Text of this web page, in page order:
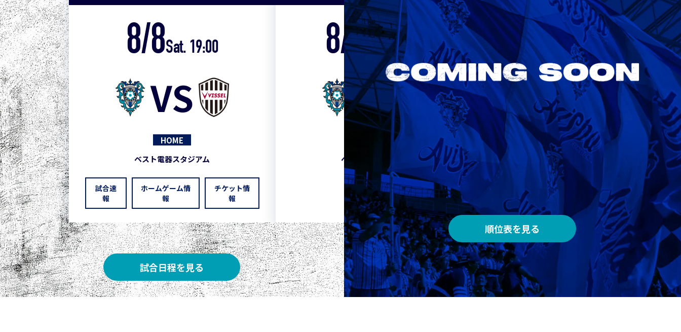
8/8Sat. 19:00
VS
HOME
ベスト電器スタジアム
試合速
報
ホームゲーム情
報
チケット情
報
8/15Sat. 19:00
VS
ベスト電器スタジアム
チケット情報
8/22Sat. 18:00
VS
AWAY
メルカリスタジアム
試合日程を見る
順位表を見る